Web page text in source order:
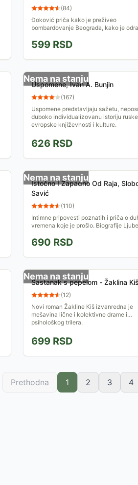
(84)
Ðoković priča kako je preživeo
bombardovanje Beograda, kako je
igrače u svom sportu....
599 RSD
Nema na stanju
Uspomene, Ivan A. Bunjin
(167)
Uspomene predstavljaju sažetu,
duboko individualizovanu istoriju
evropske književnosti i kulture.
626 RSD
Nema na stanju
Istočno I Zapadno Od Raja,
Savić
(110)
Intimne pripovesti poznatih i priča o
vremena koje je prošlo. Biografije
Nikolića, Ljubiše...
690 RSD
Nema na stanju
Sastanak s pepelom - Žaklina Kiš
(12)
Novi roman Žakline Kiš izvanredna je
mešavina lične i kolektivne drame i
psihološkog trilera.
699 RSD
Prethodna 1 2 3 4